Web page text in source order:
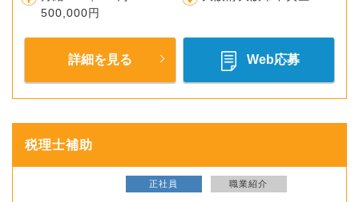
500,000円
詳細を見る Web応募
税理士補助
正社員 職業紹介